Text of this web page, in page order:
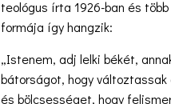
teológus írta 1926-ban és
formája így hangzik:
„Istenem, adj lelki békét,
bátorságot, hogy változtassak
és bölcsességet, hogy